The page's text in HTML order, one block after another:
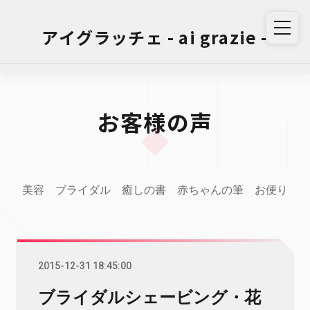
アイグラッチェ - ai grazie -
お客様の声
美容 ブライダル 癒しの書 赤ちゃんの筆 お便り
2015-12-31 18:45:00
ブライダルシェービング・花